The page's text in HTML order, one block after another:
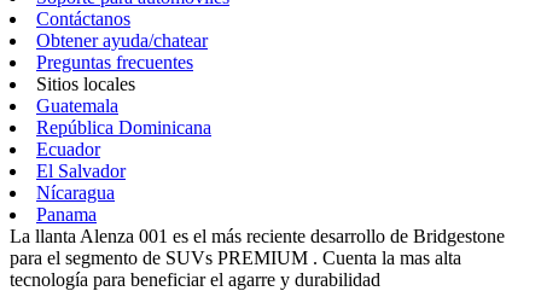
Contáctanos
Obtener ayuda/chatear
Preguntas frecuentes
Sitios locales
Guatemala
República Dominicana
Ecuador
El Salvador
Nícaragua
Panama
La llanta Alenza 001 es el más reciente desarrollo de Bridgestone
para el segmento de SUVs PREMIUM . Cuenta la mas alta
tecnología para beneficiar el agarre y durabilidad